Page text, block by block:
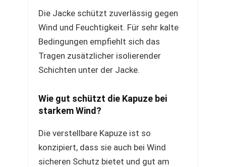
Die Jacke schützt zuverlässig gegen
Wind und Feuchtigkeit. Für sehr kalte
Bedingungen empfiehlt sich das
Tragen zusätzlicher isolierender
Schichten unter der Jacke.
Wie gut schützt die Kapuze bei
starkem Wind?
Die verstellbare Kapuze ist so
konzipiert, dass sie auch bei Wind
sicheren Schutz bietet und gut am